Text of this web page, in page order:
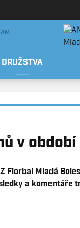
DRUŽSTVA
v
Florbal Mladá
a komentáře